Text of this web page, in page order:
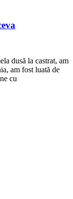
dusă la castrat, am
am fost luată de
cu